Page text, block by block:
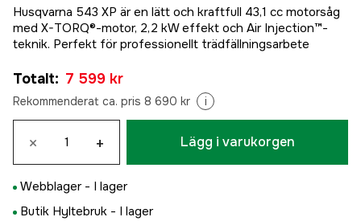
Husqvarna 543 XP är en lätt och kraftfull 43,1 cc motorsåg
med X-TORQ®-motor, 2,2 kW effekt och Air Injection™-
teknik. Perfekt för professionellt trädfällningsarbete
Totalt: 7 599 kr
Rekommenderat ca. pris 8 690 kr i
× + Lägg i varukorgen
Webblager - I lager
Butik Hyltebruk - I lager